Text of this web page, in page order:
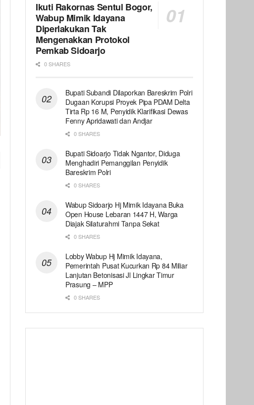
Ikuti Rakornas Sentul Bogor,
Wabup Mimik Idayana
Diperlakukan Tak
Mengenakkan Protokol
Pemkab Sidoarjo
0 SHARES
Bupati Subandi Dilaporkan Bareskrim Polri
Dugaan Korupsi Proyek Pipa PDAM Delta
Tirta Rp 16 M, Penyidik Klarifikasi Dewas
Fenny Apridawati dan Andjar
0 SHARES
Bupati Sidoarjo Tidak Ngantor, Diduga
Menghadiri Pemanggilan Penyidik
Bareskrim Polri
0 SHARES
Wabup Sidoarjo Hj Mimik Idayana Buka
Open House Lebaran 1447 H, Warga
Diajak Silaturahmi Tanpa Sekat
0 SHARES
Lobby Wabup Hj Mimik Idayana,
Pemerintah Pusat Kucurkan Rp 84 Miliar
Lanjutan Betonisasi Jl Lingkar Timur
Prasung – MPP
0 SHARES